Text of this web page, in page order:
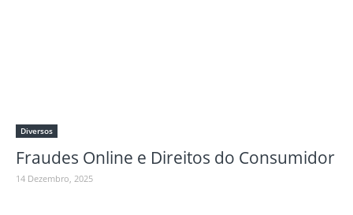
Diversos
Fraudes Online e Direitos do Consumidor
14 Dezembro, 2025